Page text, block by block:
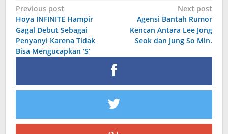
Post
navigation
Previous post
Hoya INFINITE Hampir
Gagal Debut Sebagai
Penyanyi Karena Tidak
Bisa Mengucapkan ‘S’
Next post
Agensi Bantah Rumor
Kencan Antara Lee Jong
Seok dan Jung So Min.